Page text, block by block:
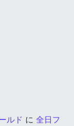
ルド に 全日フ